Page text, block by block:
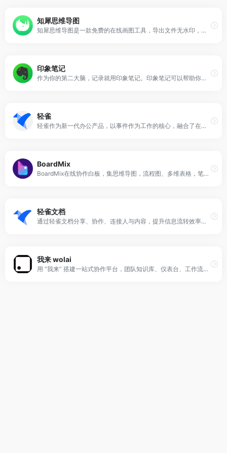
知犀思维导图
知犀思维导图是一款免费的在线画图工具，导出文件无水印，导图分享链接不限制，且内置了100+行业思维导图模板文件。通过浏览器访问知犀网站即可在线画脑图，数据全自动云端保存，安全可靠。还不知道思维导图怎么画？快来试试知犀吧~
印象笔记
作为你的第二大脑，记录就用印象笔记。印象笔记可以帮助你高效工作、学习与生活。支持无缝多端同步，快速保存微信、微博、网页等内容，一站式完成信息的收集备份、高效记录、分享和永久保存。
轻雀
轻雀作为新一代办公产品，以事件作为工作的核心，融合了在线面试、OKR、任务协同、在线文档等多场景对应的服务，提供高效的协作方式，为企业提供场景化解决方案，助力企业加速成长。
BoardMix
BoardMix在线协作白板，集思维导图，流程图、多维表格，笔记文档多种创意表达能力于一体，激发团队创造力无限延伸，免费在线使用。
轻雀文档
通过轻雀文档分享、协作、连接人与内容，提升信息流转效率，管理企业数据资产，帮助企业里每个人不断创造价值
我来 wolai
用 “我来” 搭建一站式协作平台，团队知识库、仪表台、工作流、内部应用、外部网站与个人云端笔记、待办……开箱即用！